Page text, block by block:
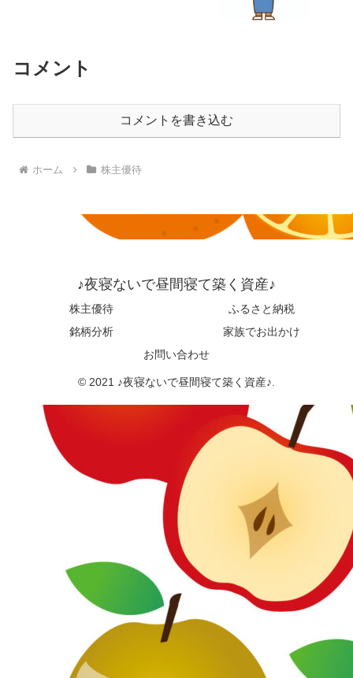
コメント
コメントを書き込む
ホーム 株主優待
♪夜寝ないで昼間寝て築く資産♪
株主優待
ふるさと納税
銘柄分析
家族でお出かけ
お問い合わせ
© 2021 ♪夜寝ないで昼間寝て築く資産♪.